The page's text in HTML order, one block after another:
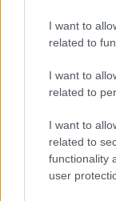
I want to
related to
I want to
related to
I want to
related to
functionality
user